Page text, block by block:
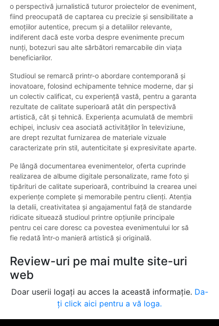
o perspectivă jurnalistică tuturor proiectelor de eveniment,
fiind preocupată de captarea cu precizie și sensibilitate a
emoțiilor autentice, precum și a detaliilor relevante,
indiferent dacă este vorba despre evenimente precum
nunți, botezuri sau alte sărbători remarcabile din viața
beneficiarilor.
Studioul se remarcă printr-o abordare contemporană și
inovatoare, folosind echipamente tehnice moderne, dar și
un colectiv calificat, cu experiență vastă, pentru a garanta
rezultate de calitate superioară atât din perspectivă
artistică, cât și tehnică. Experiența acumulată de membrii
echipei, inclusiv cea asociată activităților în televiziune,
are drept rezultat furnizarea de materiale vizuale
caracterizate prin stil, autenticitate și expresivitate aparte.
Pe lângă documentarea evenimentelor, oferta cuprinde
realizarea de albume digitale personalizate, rame foto și
tipărituri de calitate superioară, contribuind la crearea unei
experiențe complete și memorabile pentru clienți. Atenția
la detalii, creativitatea și angajamentul față de standarde
ridicate situează studioul printre opțiunile principale
pentru cei care doresc ca povestea evenimentului lor să
fie redată într-o manieră artistică și originală.
Review-uri pe mai multe site-uri
web
Doar userii logați au acces la această informație. Da-
ți click aici pentru a vă loga.